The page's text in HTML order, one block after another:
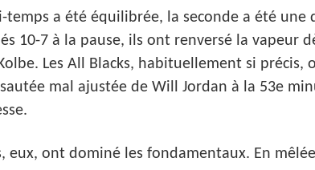
temps a été équilibrée, la seconde a été une
10-7 à la pause, ils ont renversé la vapeur
Les All Blacks, habituellement si précis,
mal ajustée de Will Jordan à la 53e
eux, ont dominé les fondamentaux. En